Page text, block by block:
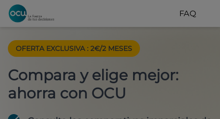
FAQ
OFERTA EXCLUSIVA : 2€/2 MESES
Compara y elige mejor:
ahorra con OCU